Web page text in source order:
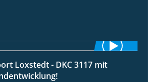
1:10
Loxstedt - DKC 3117 mit